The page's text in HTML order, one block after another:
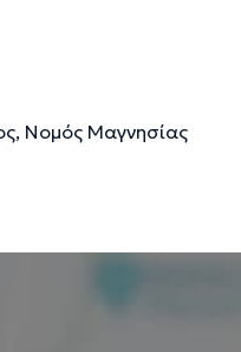
Νομός Μαγνησίας